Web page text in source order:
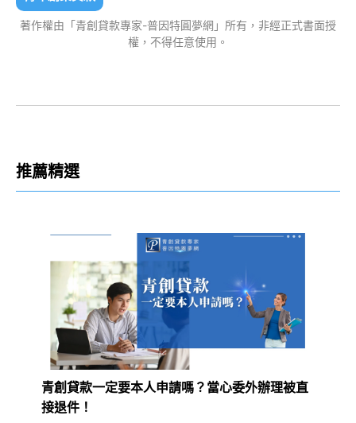
著作權由「青創貸款專家-普因特圓夢網」所有，非經正式書面授
權，不得任意使用。
推薦精選
青創貸款一定要本人申請嗎？當心委外辦理被直
接退件！